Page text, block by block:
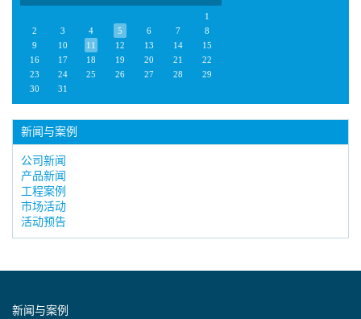
1
2
3 4 5 6 7
8
9
10 11 12 13 14
15
16
17 18 19 20 21
22
23
24 25 26 27 28
29
30
31
新闻与案例
公司新闻
产品新闻
工程案例
市场活动
活动预告
新闻与案例